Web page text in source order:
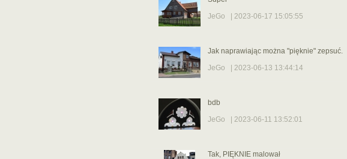
JeGo | 2023-06-17 15:05:55
Jak naprawiając można "pięknie" zepsuć.
JeGo | 2023-06-13 13:44:14
bdb
JeGo | 2023-06-11 13:52:01
Tak, PIĘKNIE malował